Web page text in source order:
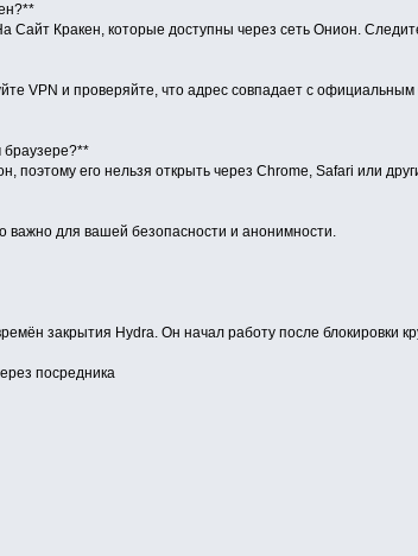
Сайт Кракен, которые доступны через сеть Онион.
VPN и проверяйте, что адрес совпадает с
браузере?**
поэтому его нельзя открыть через Chrome, Safari или
важно для вашей безопасности и анонимности.
закрытия Hydra. Он начал работу после блокировки
посредника